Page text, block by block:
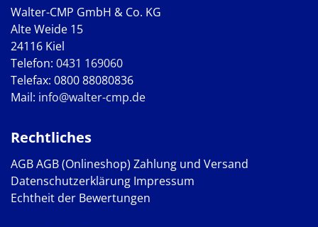
Walter-CMP GmbH & Co. KG
Alte Weide 15
24116 Kiel
Telefon: 0431 169060
Telefax: 0800 88080836
Mail: info@walter-cmp.de
Rechtliches
AGBAGB (Onlineshop) Zahlung und Versand
Datenschutzerklärung Impressum
Echtheit der Bewertungen